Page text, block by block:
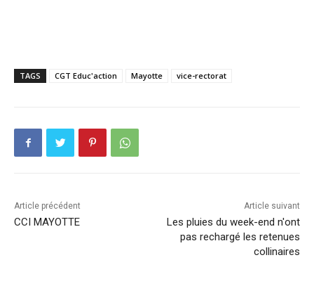
TAGS CGT Educ'action Mayotte vice-rectorat
Article précédent
CCI MAYOTTE
Article suivant
Les pluies du week-end n'ont
pas rechargé les retenues
collinaires